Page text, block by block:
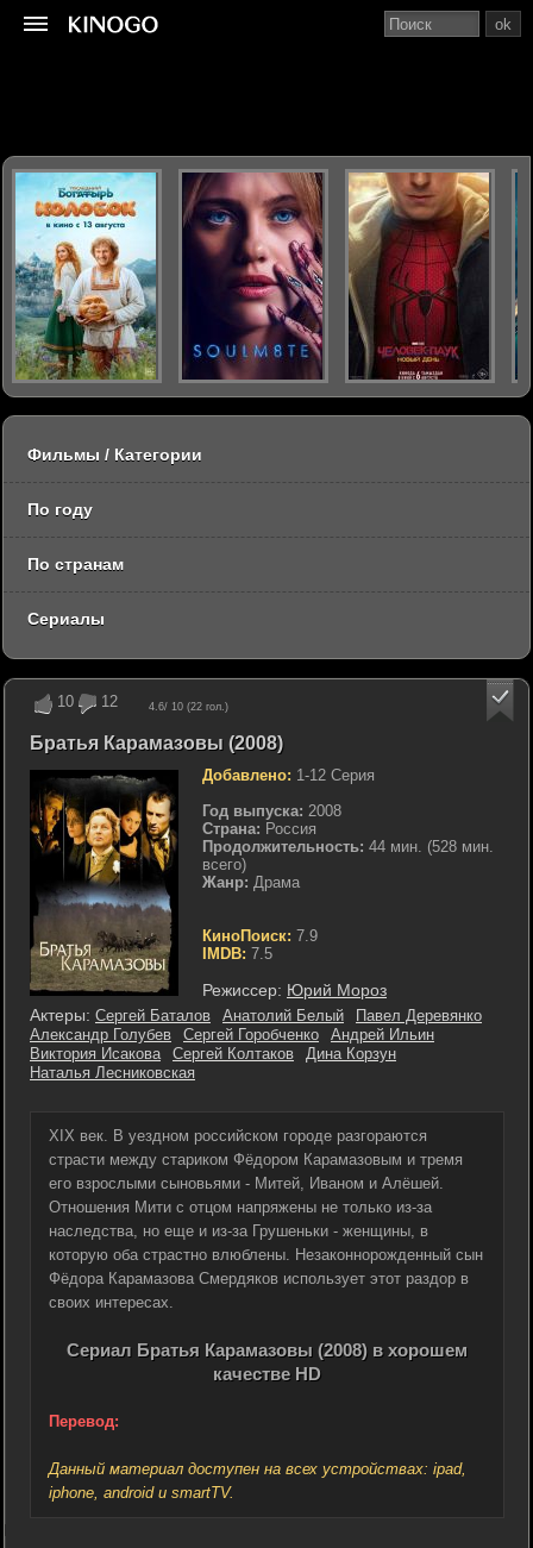
10 12 4.6/ 10 (22 гол.)
Братья Карамазовы (2008)
Добавлено: 1-12 Серия
Год выпуска: 2008
Страна: Россия
Продолжительность: 44 мин. (528 мин.
всего)
Жанр: Драма
КиноПоиск: 7.9
IMDB: 7.5
Режиссер: Юрий Мороз
Актеры: Сергей Баталов Анатолий Белый
Павел Деревянко
Александр Голубев
Сергей Горобченко
Андрей Ильин
Виктория Исакова
Сергей Колтаков
Дина Корзун
Наталья Лесниковская
XIX век. В уездном российском городе разгораются
страсти между стариком Фёдором Карамазовым и тремя
его взрослыми сыновьями - Митей, Иваном и Алёшей.
Отношения Мити с отцом напряжены не только из-за
наследства, но еще и из-за Грушеньки - женщины, в
которую оба страстно влюблены. Незаконнорожденный сын
Фёдора Карамазова Смердяков использует этот раздор в
своих интересах.
Сериал Братья Карамазовы (2008) в хорошем
качестве HD
Перевод:
Данный материал доступен на всех устройствах: ipad,
iphone, android и smartTV.
ok
Фильмы / Категории
По году
По странам
Сериалы